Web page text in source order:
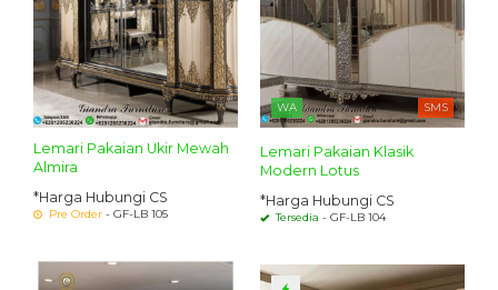
Lemari Pakaian Ukir Mewah
Almira
*Harga Hubungi CS
Pre Order - GF-LB 105
WA SMS
Lemari Pakaian Klasik
Modern Lotus
*Harga Hubungi CS
Tersedia - GF-LB 104